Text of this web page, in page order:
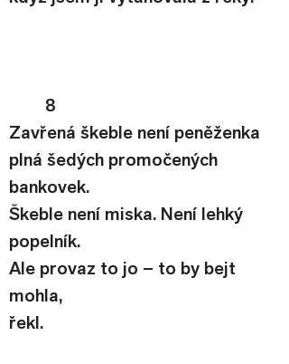
8
Zavřená škeble není peněženka
plná šedých promočených
bankovek.
Škeble není miska. Není lehký
popelník.
Ale provaz to jo – to by bejt
mohla,
řekl.